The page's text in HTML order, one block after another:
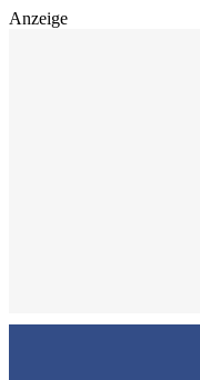
Anzeige